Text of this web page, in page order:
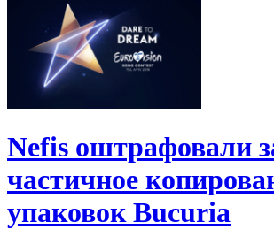
Nefis оштрафовали
частичное
упаковок Bucuria